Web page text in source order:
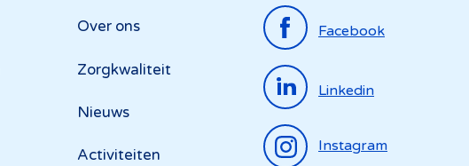
Top
menu
Over ons
Zorgkwaliteit
Nieuws
Activiteiten
Facebook
Linkedin
Instagram